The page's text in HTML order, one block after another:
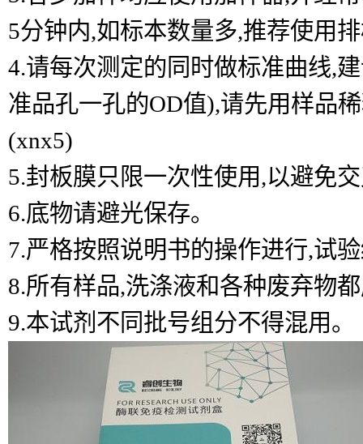
5分钟内,如标本数量多,推荐使用
4.请每次测定的同时做标准曲线,
准品孔一孔的OD值),请先用样品
(xnx5)
5.封板膜只限一次性使用,以避免
6.底物请避光保存。
7.严格按照说明书的操作进行,试
8.所有样品,洗涤液和各种废弃物
9.本试剂不同批号组分不得混用。